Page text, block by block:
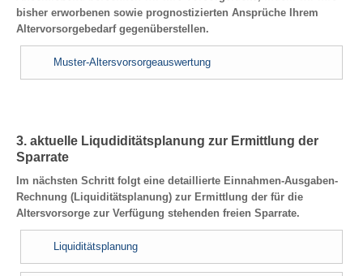
bisher erworbenen sowie prognostizierten Ansprüche Ihrem
Altervorsorgebedarf gegenüberstellen.
Muster-Altersvorsorgeauswertung
3. aktuelle Liqudiditätsplanung zur Ermittlung der
Sparrate
Im nächsten Schritt folgt eine detaillierte Einnahmen-Ausgaben-
Rechnung (Liquiditätsplanung) zur Ermittlung der für die
Altersvorsorge zur Verfügung stehenden freien Sparrate.
Liquiditätsplanung